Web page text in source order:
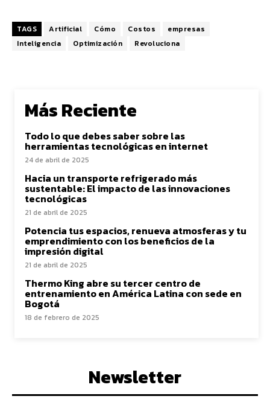
TAGS Artificial Cómo Costos
empresas
Inteligencia
Optimización Revoluciona
Más Reciente
Todo lo que debes saber sobre las
herramientas tecnológicas en internet
24 de abril de 2025
Hacia un transporte refrigerado más
sustentable: El impacto de las innovaciones
tecnológicas
21 de abril de 2025
Potencia tus espacios, renueva atmosferas y tu
emprendimiento con los beneficios de la
impresión digital
21 de abril de 2025
Thermo King abre su tercer centro de
entrenamiento en América Latina con sede en
Bogotá
18 de febrero de 2025
Newsletter